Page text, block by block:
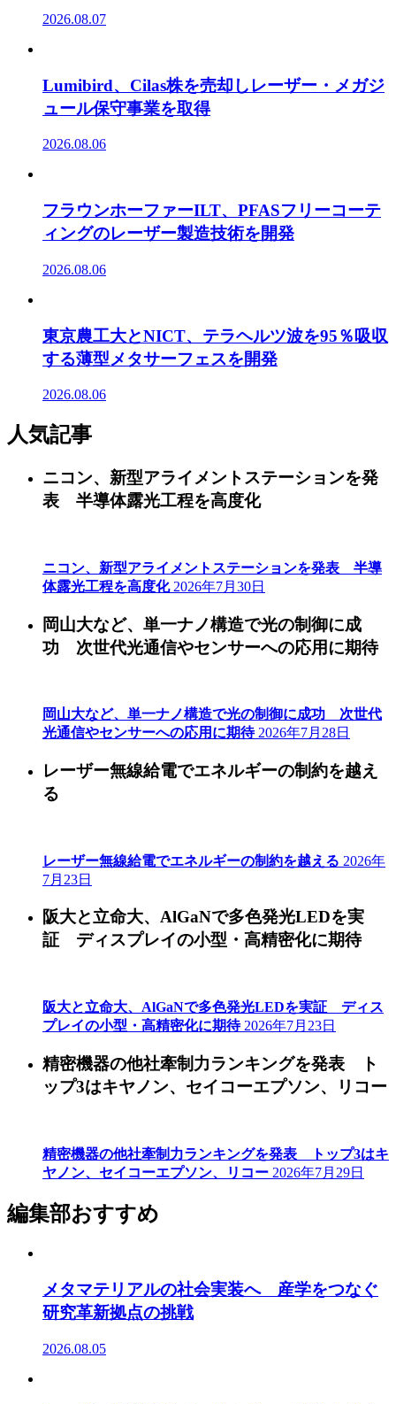
2026.08.07
Lumibird、Cilas株を売却しレーザー・メガジ
ュール保守事業を取得
2026.08.06
フラウンホーファーILT、PFASフリーコーテ
ィングのレーザー製造技術を開発
2026.08.06
東京農工大とNICT、テラヘルツ波を95％吸収
する薄型メタサーフェスを開発
2026.08.06
人気記事
ニコン、新型アライメントステーションを発
表 半導体露光工程を高度化
ニコン、新型アライメントステーションを発表 半導
体露光工程を高度化 2026年7月30日
岡山大など、単一ナノ構造で光の制御に成
功 次世代光通信やセンサーへの応用に期待
岡山大など、単一ナノ構造で光の制御に成功 次世代
光通信やセンサーへの応用に期待 2026年7月28日
レーザー無線給電でエネルギーの制約を越え
る
レーザー無線給電でエネルギーの制約を越える 2026年
7月23日
阪大と立命大、AlGaNで多色発光LEDを実
証 ディスプレイの小型・高精密化に期待
阪大と立命大、AlGaNで多色発光LEDを実証 ディス
プレイの小型・高精密化に期待 2026年7月23日
精密機器の他社牽制力ランキングを発表 ト
ップ3はキヤノン、セイコーエプソン、リコー
精密機器の他社牽制力ランキングを発表 トップ3はキ
ヤノン、セイコーエプソン、リコー 2026年7月29日
編集部おすすめ
メタマテリアルの社会実装へ 産学をつなぐ
研究革新拠点の挑戦
2026.08.05